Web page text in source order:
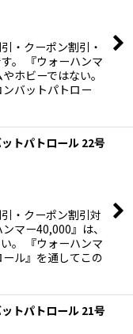
・クーポン割引・
。 『ウォーハンマ
ホビーではない。
ンバットパトロー
トパトロール 22号
・クーポン割引対
マー40,000』は、
。 『ウォーハンマ
ル』を通してこの
トパトロール 21号